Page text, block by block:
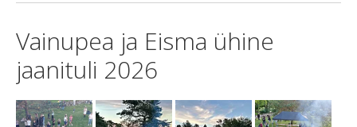
Vainupea ja Eisma ühine
jaanituli 2026